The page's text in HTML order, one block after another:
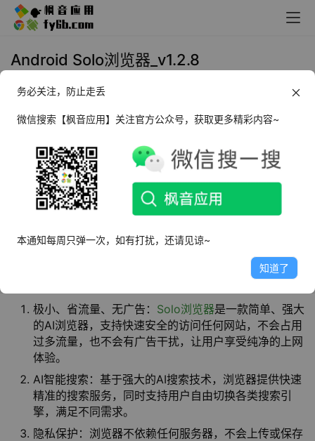
Android Solo浏览器_v1.2.8
2026年1月12日 16:45
前言
无论是工作、学习还是娱乐，都离不开浏览器。然而，市面
上的浏览器往往功能复杂、广告繁多，难以满足我们对简
洁、高效的需求。今天要分享一款专为Android用户设计的
极简浏览器，拥有极小、省流量、无广告的特点。
极小、省流量、无广告： Solo浏览器是一款简单、强大
的AI浏览器，支持快速安全的访问任何网站，不会占用
过多流量，也不会有广告干扰，让用户享受纯净的上网
体验。
AI智能搜索：基于强大的AI搜索技术，浏览器提供快速
精准的搜索服务，同时支持用户自由切换各类搜索引
擎，满足不同需求。
隐私保护：浏览器不依赖任何服务器，不会上传或保存
务必关注，防止走丢
微信搜索【枫音应用】关注官方公众号，获取更多精彩内容~
本通知每周只弹一次，如有打扰，还请见谅~
知道了